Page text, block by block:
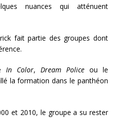
nuances qui atténuent
fait partie des groupes dont
In Color, Dream Police ou le
la formation dans le panthéon
et 2010, le groupe a su rester